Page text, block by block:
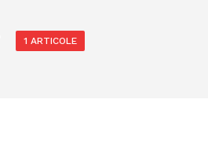
1 ARTICOLE